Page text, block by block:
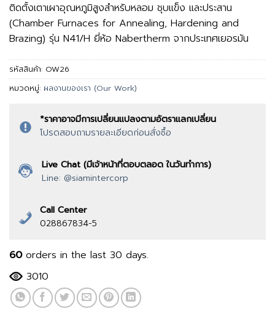
ติดตั้งเตาเผาอุณหภูมิสูงสำหรับหลอม ชุบแข็ง และประสาน
(Chamber Furnaces for Annealing, Hardening and
Brazing) รุ่น N41/H ยี่ห้อ Nabertherm จากประเทศเยอรมัน
รหัสสินค้า: OW26
หมวดหมู่: ผลงานของเรา (Our Work)
*ราคาอาจมีการเปลี่ยนแปลงตามอัตราแลกเปลี่ยน
โปรดสอบถามรายละเอียดก่อนสั่งซื้อ
Live Chat (มีเจ้าหน้าที่ตอบตลอด ในวันทำการ)
Line: @siamintercorp
Call Center
028867834-5
60orders in the last 30 days.
3010